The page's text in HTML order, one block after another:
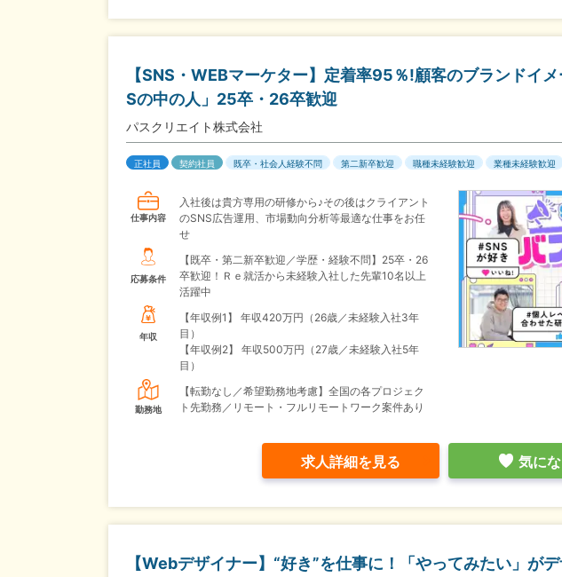
【SNS・WEBマーケター】定着率95％!顧客のブランドイ
Sの中の人」25卒・26卒歓迎
パスクリエイト株式会社
正社員 契約社員 既卒・社会人経験不問 第二新卒歓迎 職種未経験歓迎 業種未経験歓迎
仕事内容
入社後は貴方専用の研修から♪その後はクライアント
のSNS広告運用、市場動向分析等最適な仕事をお任
せ
応募条件
【既卒・第二新卒歓迎／学歴・経験不問】25卒・26
卒歓迎！Ｒｅ就活から未経験入社した先輩10名以上
活躍中
年収
【年収例1】
年収420万円（26歳／未経験入社3年
目）
【年収例2】
年収500万円（27歳／未経験入社5年
目）
勤務地
【転勤なし／希望勤務地考慮】全国の各プロジェク
ト先勤務／リモート・フルリモートワーク案件あり
求人詳細を見る 気に
【Webデザイナー】“好き”を仕事に！「やってみたい」が